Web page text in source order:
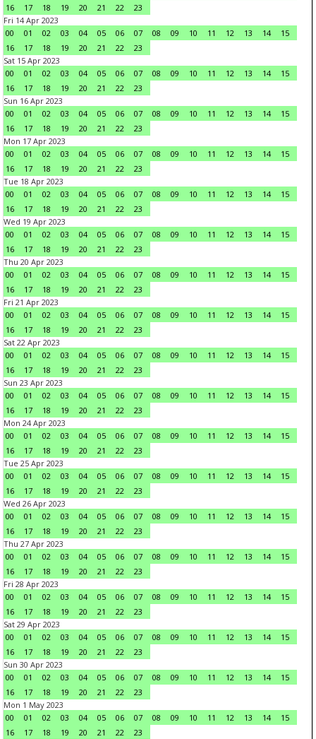
16
17 18 19 20 21 22
23
Fri 14 Apr 2023
00
01 02 03 04 05 06 07 08 09 10 11 12 13 14
15
16
17 18 19 20 21 22
23
Sat 15 Apr 2023
00
01 02 03 04 05 06 07 08 09 10 11 12 13 14
15
16
17 18 19 20 21 22
23
Sun 16 Apr 2023
00
01 02 03 04 05 06 07 08 09 10 11 12 13 14
15
16
17 18 19 20 21 22
23
Mon 17 Apr 2023
00
01 02 03 04 05 06 07 08 09 10 11 12 13 14
15
16
17 18 19 20 21 22
23
Tue 18 Apr 2023
00
01 02 03 04 05 06 07 08 09 10 11 12 13 14
15
16
17 18 19 20 21 22
23
Wed 19 Apr 2023
00
01 02 03 04 05 06 07 08 09 10 11 12 13 14
15
16
17 18 19 20 21 22
23
Thu 20 Apr 2023
00
01 02 03 04 05 06 07 08 09 10 11 12 13 14
15
16
17 18 19 20 21 22
23
Fri 21 Apr 2023
00
01 02 03 04 05 06 07 08 09 10 11 12 13 14
15
16
17 18 19 20 21 22
23
Sat 22 Apr 2023
00
01 02 03 04 05 06 07 08 09 10 11 12 13 14
15
16
17 18 19 20 21 22
23
Sun 23 Apr 2023
00
01 02 03 04 05 06 07 08 09 10 11 12 13 14
15
16
17 18 19 20 21 22
23
Mon 24 Apr 2023
00
01 02 03 04 05 06 07 08 09 10 11 12 13 14
15
16
17 18 19 20 21 22
23
Tue 25 Apr 2023
00
01 02 03 04 05 06 07 08 09 10 11 12 13 14
15
16
17 18 19 20 21 22
23
Wed 26 Apr 2023
00
01 02 03 04 05 06 07 08 09 10 11 12 13 14
15
16
17 18 19 20 21 22
23
Thu 27 Apr 2023
00
01 02 03 04 05 06 07 08 09 10 11 12 13 14
15
16
17 18 19 20 21 22
23
Fri 28 Apr 2023
00
01 02 03 04 05 06 07 08 09 10 11 12 13 14
15
16
17 18 19 20 21 22
23
Sat 29 Apr 2023
00
01 02 03 04 05 06 07 08 09 10 11 12 13 14
15
16
17 18 19 20 21 22
23
Sun 30 Apr 2023
00
01 02 03 04 05 06 07 08 09 10 11 12 13 14
15
16
17 18 19 20 21 22
23
Mon 1 May 2023
00
01 02 03 04 05 06 07 08 09 10 11 12 13 14
15
16
17 18 19 20 21 22
23